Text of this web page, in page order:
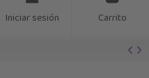
Iniciar sesión Carrito